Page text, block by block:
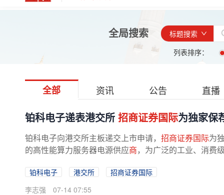
全局搜索
标题搜索
列表排序：
全部 资讯 公告 直播
铂科电子递表港交所 招商证券国际为独家保
铂科电子向港交所主板递交上市申请， 招商证券国际为
的高性能算力服务器电源供应商，为广泛的工业、消费
铂科电子 港交所
招商证券国际
李志强
07-14 07:55